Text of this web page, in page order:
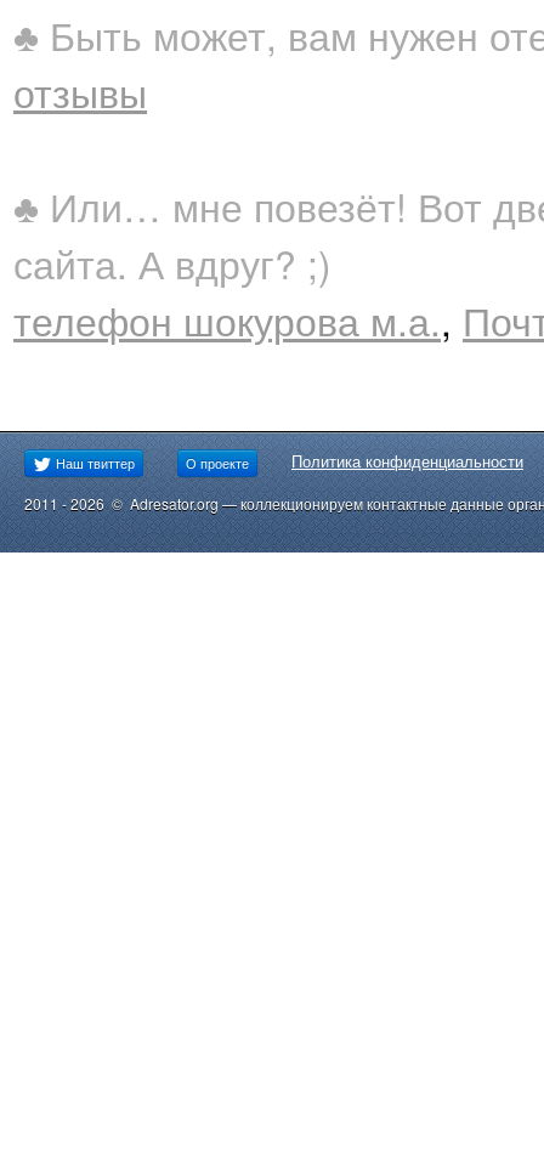
♣ Быть может, вам нужен
отзывы
♣ Или… мне повезёт! Вот
сайта. А вдруг? ;)
телефон шокурова м.а.,
Наш твиттер О проекте Политика конфиденциальности
2011 - 2026 © Adresator.org — коллекционируем контактные данные